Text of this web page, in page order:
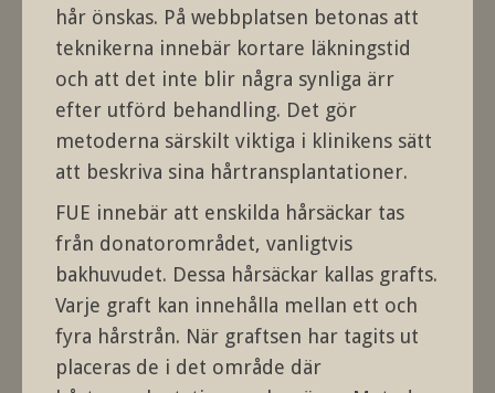
hår önskas. På webbplatsen betonas att
teknikerna innebär kortare läkningstid
och att det inte blir några synliga ärr
efter utförd behandling. Det gör
metoderna särskilt viktiga i klinikens sätt
att beskriva sina hårtransplantationer.
FUE innebär att enskilda hårsäckar tas
från donatorområdet, vanligtvis
bakhuvudet. Dessa hårsäckar kallas grafts.
Varje graft kan innehålla mellan ett och
fyra hårstrån. När graftsen har tagits ut
placeras de i det område där